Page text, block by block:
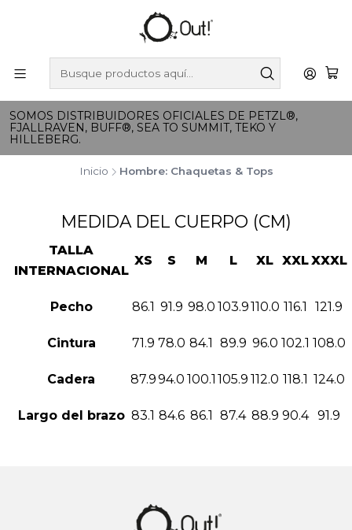
SOMOS DISTRIBUIDORES OFICIALES DE PETZL®,
FJALLRAVEN, BUFF®, SEA TO SUMMIT, TEKO Y
HILLEBERG.
Inicio Hombre: Chaquetas & Tops
MEDIDA DEL CUERPO (CM)
TALLA
INTERNACIONAL
XS S M L XL XXLXXXL
Pecho 86.1 91.9 98.0 103.9110.0 116.1 121.9
Cintura 71.9 78.0 84.1 89.9 96.0 102.1 108.0
Cadera 87.994.0 100.1 105.9 112.0 118.1 124.0
Largo del brazo 83.1 84.6 86.1 87.4 88.9 90.4 91.9